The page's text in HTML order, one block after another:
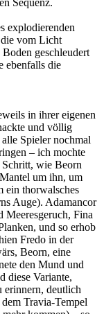
explodierenden
vom Licht
geschleudert
ebenfalls die
in ihrer eigenen
und völlig
Spieler nochmal
– ich mochte
wie Beorn
um ihn, um
ein thorwalsches
Auge). Adamancor
Meeresgeruch, Fina
und so erhob
Fredo in der
Beorn, eine
den Mund und
diese Variante,
erinnern, deutlich
Travia-Tempel